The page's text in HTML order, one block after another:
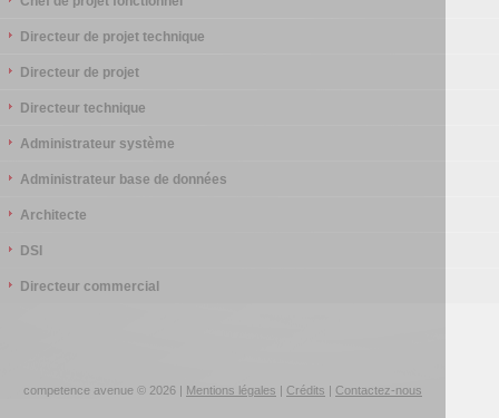
Directeur de projet technique
Directeur de projet
Directeur technique
Administrateur système
Administrateur base de données
Architecte
DSI
Directeur commercial
competence avenue © 2026 | Mentions légales Crédits Contactez-nous